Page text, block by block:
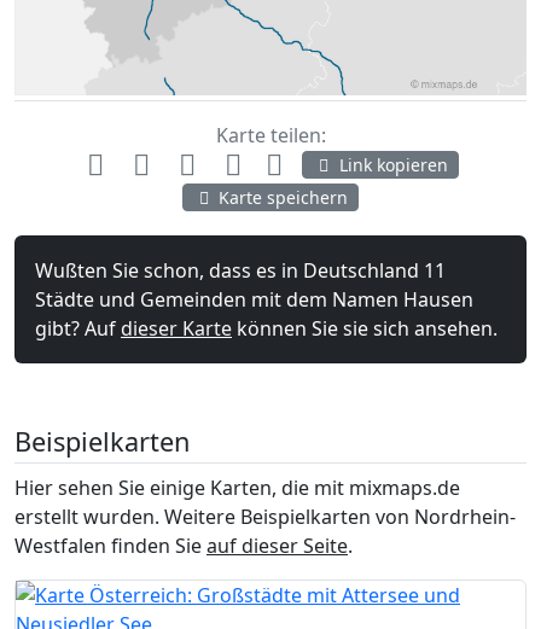
Karte teilen:
Link kopieren
Karte speichern
Wußten Sie schon, dass es in Deutschland 11
Städte und Gemeinden mit dem Namen Hausen
gibt? Aufdieser Karte können Sie sie sich ansehen.
Beispielkarten
Hier sehen Sie einige Karten, die mit mixmaps.de
erstellt wurden. Weitere Beispielkarten von Nordrhein-
Westfalen finden Sieauf dieser Seite.